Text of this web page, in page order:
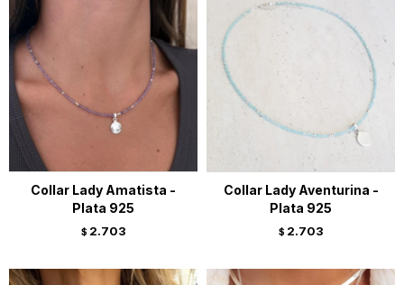
Collar Lady Amatista -
Plata 925
$ 2.703
Collar Lady Aventurina -
Plata 925
$ 2.703